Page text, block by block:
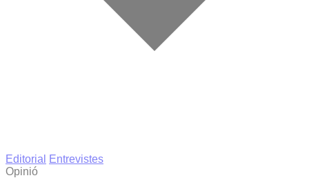
Editorial
Entrevistes
Opinió